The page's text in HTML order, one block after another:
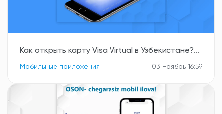
Как открыть карту Visa Virtual в Узбекистане?...
Мобильные приложения 03 Ноябрь 16:59